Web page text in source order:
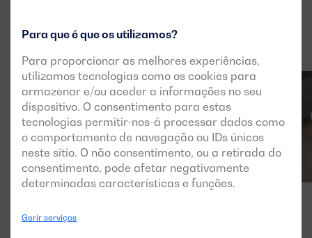
Para que é que os utilizamos?
Para proporcionar as melhores experiências,
utilizamos tecnologias como os cookies para
armazenar e/ou aceder a informações no seu
dispositivo. O consentimento para estas
tecnologias permitir-nos-á processar dados como
o comportamento de navegação ou IDs únicos
neste sítio. O não consentimento, ou a retirada do
consentimento, pode afetar negativamente
determinadas características e funções.
Gerir serviços